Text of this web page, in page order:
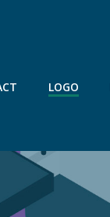
LOGO